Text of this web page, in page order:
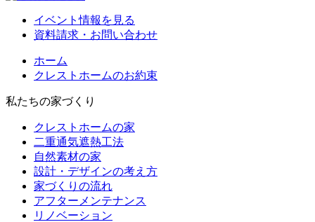
イベント情報を見る
資料請求・お問い合わせ
ホーム
クレストホームのお約束
私たちの家づくり
クレストホームの家
二重通気遮熱工法
自然素材の家
設計・デザインの考え方
家づくりの流れ
アフターメンテナンス
リノベーション